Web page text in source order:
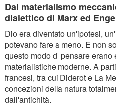
Dal materialismo
dialettico di Marx ed
Dio era diventato un'ipotesi,
potevano fare a meno. E non
questo modo di pensare
materialistiche moderne. A
francesi, tra cui Diderot e La
concezioni della natura
dall'antichità.